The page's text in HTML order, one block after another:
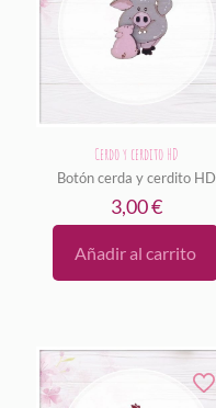
Cerdo y cerdito HD
Botón cerda y cerdito HD
3,00€
Añadir al carrito